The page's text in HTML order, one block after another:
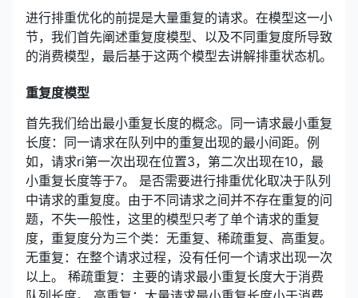
进行排重优化的前提是大量重复的请求。在模型这一小
节，我们首先阐述重复度模型、以及不同重复度所导致
的消费模型，最后基于这两个模型去讲解排重状态机。
重复度模型
首先我们给出最小重复长度的概念。同一请求最小重复
长度：同一请求在队列中的重复出现的最小间距。例
如，请求ri第一次出现在位置3，第二次出现在10，最
小重复长度等于7。 是否需要进行排重优化取决于队列
中请求的重复度。由于不同请求之间并不存在重复的问
题，不失一般性，这里的模型只考了单个请求的重复
度，重复度分为三个类：无重复、稀疏重复、高重复。
无重复：在整个请求过程，没有任何一个请求出现一次
以上。 稀疏重复：主要的请求最小重复长度大于消费